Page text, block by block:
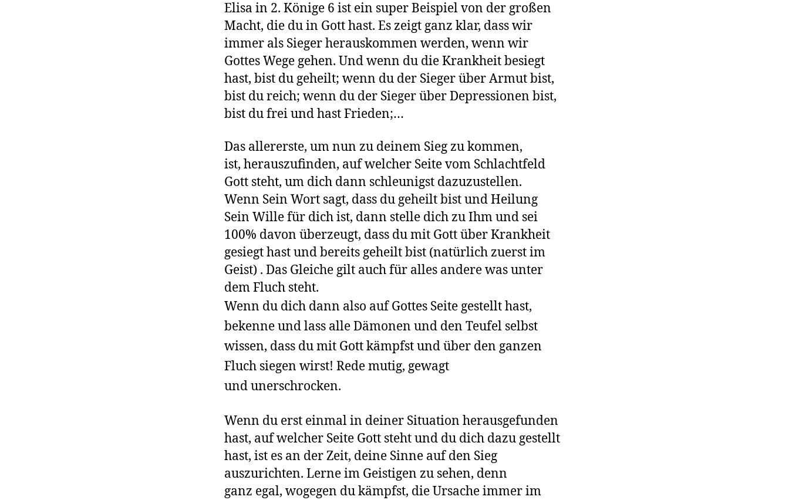
Elisa in 2. Könige 6 ist ein super Beispiel von der großen
Macht, die du in Gott hast. Es zeigt ganz klar, dass wir
immer als Sieger herauskommen werden, wenn wir
Gottes Wege gehen. Und wenn du die Krankheit besiegt
hast, bist du geheilt; wenn du der Sieger über Armut bist,
bist du reich; wenn du der Sieger über Depressionen bist,
bist du frei und hast Frieden;…
Das allererste, um nun zu deinem Sieg zu kommen,
ist, herauszufinden, auf welcher Seite vom Schlachtfeld
Gott steht, um dich dann schleunigst dazuzustellen.
Wenn Sein Wort sagt, dass du geheilt bist und Heilung
Sein Wille für dich ist, dann stelle dich zu Ihm und sei
100% davon überzeugt, dass du mit Gott über Krankheit
gesiegt hast und bereits geheilt bist (natürlich zuerst im
Geist) . Das Gleiche gilt auch für alles andere was unter
dem Fluch steht.
Wenn du dich dann also auf Gottes Seite gestellt hast,
bekenne und lass alle Dämonen und den Teufel selbst
wissen, dass du mit Gott kämpfst und über den ganzen
Fluch siegen wirst! Rede mutig, gewagt
und unerschrocken.
Wenn du erst einmal in deiner Situation herausgefunden
hast, auf welcher Seite Gott steht und du dich dazu gestellt
hast, ist es an der Zeit, deine Sinne auf den Sieg
auszurichten. Lerne im Geistigen zu sehen, denn
ganz egal, wogegen du kämpfst, die Ursache immer im